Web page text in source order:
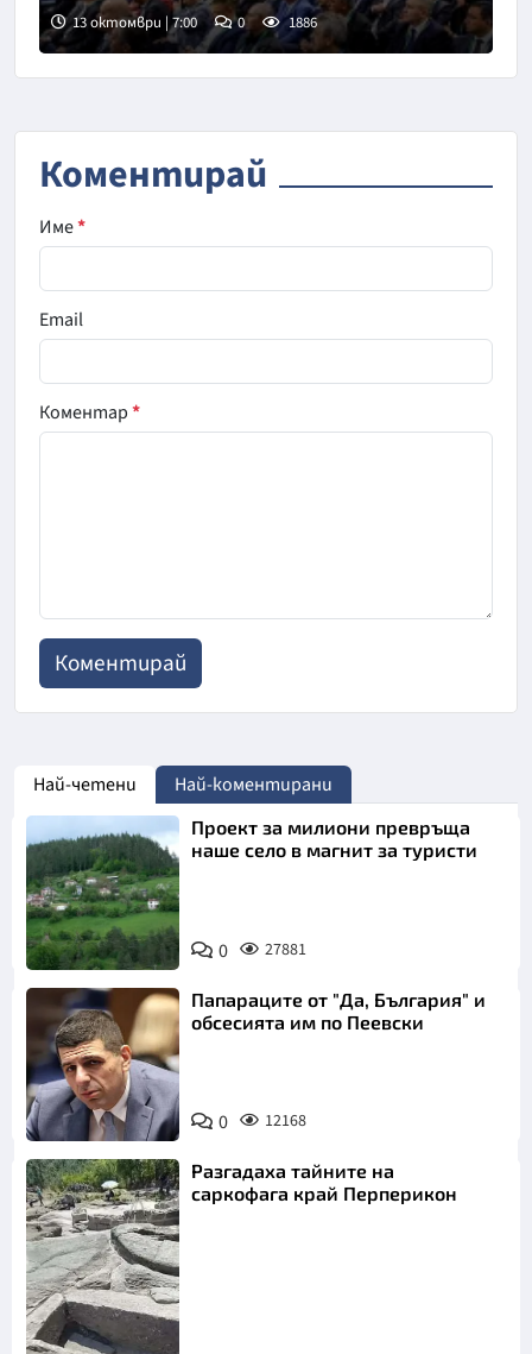
13 октомври | 7:00 0 1886
Коментирай
Име*
Email
Коментар*
Най-четени Най-коментирани
Проект за милиони превръща
наше село в магнит за туристи
0 27881
Папараците от "Да, България" и
обсесията им по Пеевски
0 12168
Снимка:
Разгадаха тайните на
саркофага край Перперикон